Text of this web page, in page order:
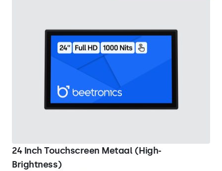
24 Inch Touchscreen Metaal (High-
Brightness)